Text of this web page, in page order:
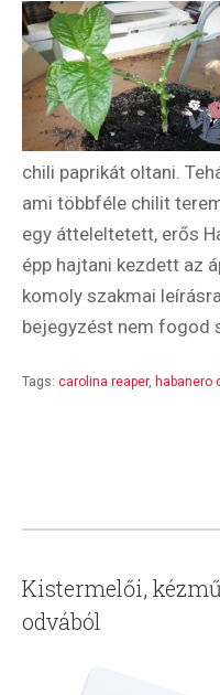
chili paprikát oltani.
ami többféle chilit
egy átteleltetett, erős
épp hajtani kezdett az
komoly szakmai
bejegyzést nem fogod
Tags: carolina reaper, habanero
Kistermelői,
odvából